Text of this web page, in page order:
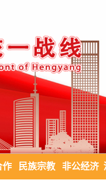
作 民族宗教 非公经济